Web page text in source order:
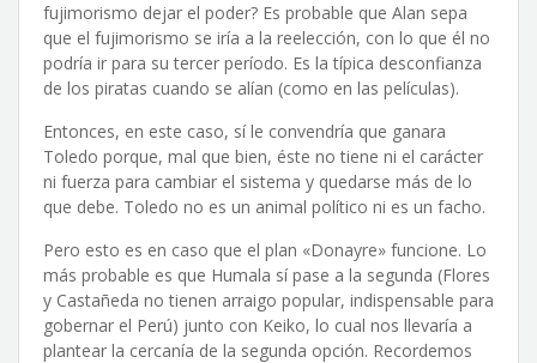
fujimorismo dejar el poder? Es probable que Alan sepa
que el fujimorismo se iría a la reelección, con lo que él no
podría ir para su tercer período. Es la típica desconfianza
de los piratas cuando se alían (como en las películas).
Entonces, en este caso, sí le convendría que ganara
Toledo porque, mal que bien, éste no tiene ni el carácter
ni fuerza para cambiar el sistema y quedarse más de lo
que debe. Toledo no es un animal político ni es un facho.
Pero esto es en caso que el plan «Donayre» funcione. Lo
más probable es que Humala sí pase a la segunda (Flores
y Castañeda no tienen arraigo popular, indispensable para
gobernar el Perú) junto con Keiko, lo cual nos llevaría a
plantear la cercanía de la segunda opción. Recordemos